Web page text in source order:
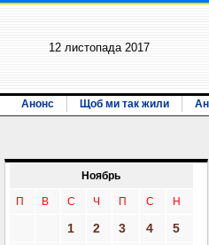
12 листопада 2017
Анонс Щоб ми так жили
Ноябрь
П В С Ч П С Н
1 2 3 4
5